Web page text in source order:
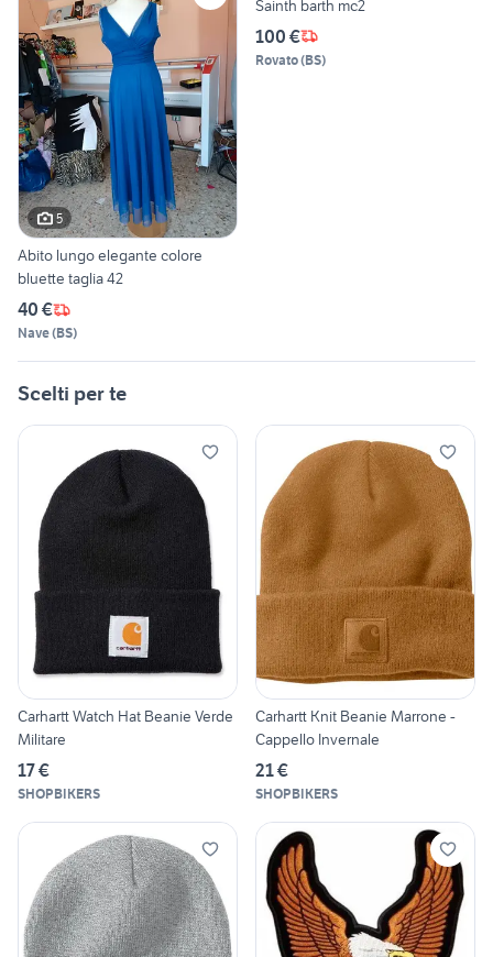
5
Abito lungo elegante colore
bluette taglia 42
40 €
Nave(BS)
Sainth barth mc2
100 €
Rovato(BS)
Scelti per te
Carhartt Watch Hat Beanie Verde
Militare
17 €
SHOPBIKERS
Carhartt Knit Beanie Marrone -
Cappello Invernale
21 €
SHOPBIKERS